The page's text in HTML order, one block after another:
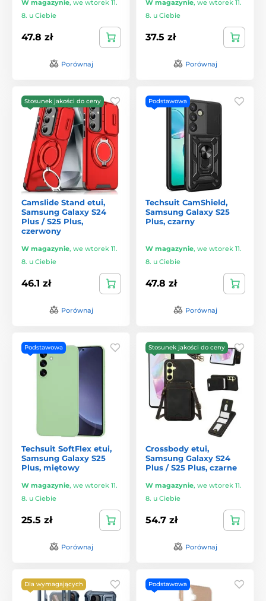
W magazynie, we wtorek 11.
8. u Ciebie
47.8 zł
Porównaj
W magazynie, we wtorek 11.
8. u Ciebie
37.5 zł
Porównaj
Stosunek jakości do ceny
Camslide Stand etui,
Samsung Galaxy S24
Plus / S25 Plus,
czerwony
W magazynie, we wtorek 11.
8. u Ciebie
46.1 zł
Porównaj
Podstawowa
Techsuit CamShield,
Samsung Galaxy S25
Plus, czarny
W magazynie, we wtorek 11.
8. u Ciebie
47.8 zł
Porównaj
Podstawowa
Techsuit SoftFlex etui,
Samsung Galaxy S25
Plus, miętowy
W magazynie, we wtorek 11.
8. u Ciebie
25.5 zł
Porównaj
Stosunek jakości do ceny
Crossbody etui,
Samsung Galaxy S24
Plus / S25 Plus, czarne
W magazynie, we wtorek 11.
8. u Ciebie
54.7 zł
Porównaj
Dla wymagających Podstawowa